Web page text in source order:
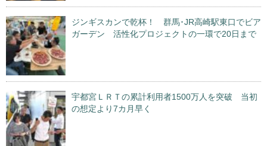
ジンギスカンで乾杯！ 群馬･JR高崎駅東口でビア
ガーデン 活性化プロジェクトの一環で20日まで
宇都宮ＬＲＴの累計利用者1500万人を突破 当初
の想定より7カ月早く